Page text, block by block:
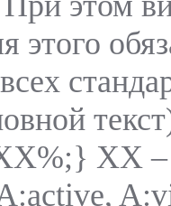
этого
XX –